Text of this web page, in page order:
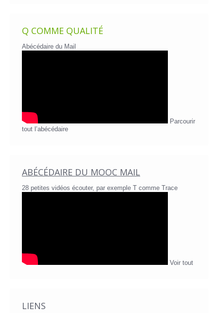
Q COMME QUALITÉ
Abécédaire du Mail
Parcourir
tout l’abécédaire
ABÉCÉDAIRE DU MOOC MAIL
28 petites vidéos écouter, par exemple T comme Trace
Voir tout
LIENS